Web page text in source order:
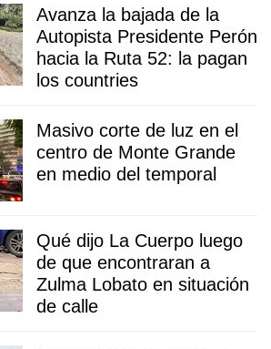
Avanza la bajada de la
Autopista Presidente Perón
hacia la Ruta 52: la pagan
los countries
Masivo corte de luz en el
centro de Monte Grande
en medio del temporal
Qué dijo La Cuerpo luego
de que encontraran a
Zulma Lobato en situación
de calle